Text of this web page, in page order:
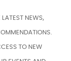
LATEST NEWS,
TO NEW